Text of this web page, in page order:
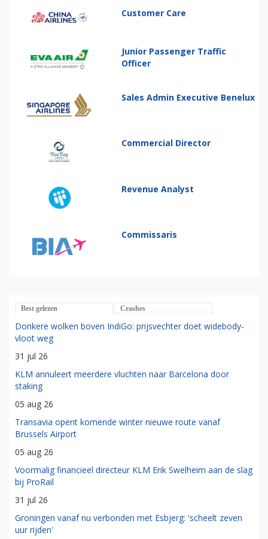
Customer Care
Junior Passenger Traffic
Officer
Sales Admin Executive Benelux
Commercial Director
Revenue Analyst
Commissaris
Best gelezen Crashes
Donkere wolken boven IndiGo: prijsvechter doet widebody-
vloot weg
31 jul 26
KLM annuleert meerdere vluchten naar Barcelona door
staking
05 aug 26
Transavia opent komende winter nieuwe route vanaf
Brussels Airport
05 aug 26
Voormalig financieel directeur KLM Erik Swelheim aan de slag
bij ProRail
31 jul 26
Groningen vanaf nu verbonden met Esbjerg: 'scheelt zeven
uur rijden'